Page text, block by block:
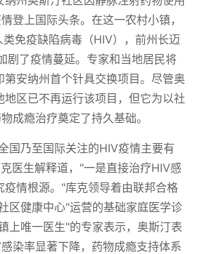
登上国际头条。在这一农村小镇，
免疫缺陷病毒（HIV），前州长迈
剧了疫情蔓延。专家和当地居民将
第安纳州首个针具交换项目。尽管奥
地区已不再运行该项目，但它为以社
成瘾治疗奠定了持久基础。
国乃至国际关注的HIV疫情主要有
医生解释道，"一是直接治疗HIV感
疫情根源。"库克领导着由联邦合格
区健康中心"运营的基础家庭医学诊
上唯一医生"的专家表示，奥斯汀表
染率显著下降，药物成瘾支持体系